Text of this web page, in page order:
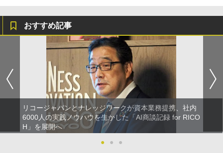
おすすめ記事
リコージャパンとナレッジワークが資本業務提携、社内
6000人の実践ノウハウを生かした「AI商談記録 for RICO
H」を展開へ
●
● ●